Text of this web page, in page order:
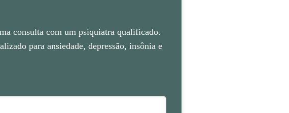
consulta com um psiquiatra qualificado.
para ansiedade, depressão, insônia e